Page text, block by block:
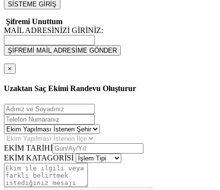
SİSTEME GİRİŞ
Şifremi Unuttum
MAİL ADRESİNİZİ GİRİNİZ:
ŞİFREMİ MAİL ADRESİME GÖNDER
×
Uzaktan Saç Ekimi Randevu Oluşturur
EKİM TARİHİ
EKİM KATAGORİSİ